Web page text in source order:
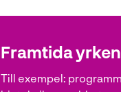
Framtida yrken
Till exempel: